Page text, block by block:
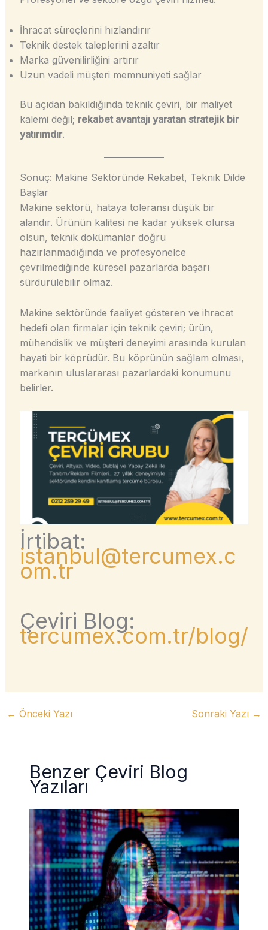
İhracat süreçlerini hızlandırır
Teknik destek taleplerini azaltır
Marka güvenilirliğini artırır
Uzun vadeli müşteri memnuniyeti sağlar
Bu açıdan bakıldığında teknik çeviri, bir maliyet
kalemi değil; rekabet avantajı yaratan stratejik bir
yatırımdır.
Sonuç: Makine Sektöründe Rekabet, Teknik Dilde
Başlar
Makine sektörü, hataya toleransı düşük bir
alandır. Ürünün kalitesi ne kadar yüksek olursa
olsun, teknik dokümanlar doğru
hazırlanmadığında ve profesyonelce
çevrilmediğinde küresel pazarlarda başarı
sürdürülebilir olmaz.
Makine sektöründe faaliyet gösteren ve ihracat
hedefi olan firmalar için teknik çeviri; ürün,
mühendislik ve müşteri deneyimi arasında kurulan
hayati bir köprüdür. Bu köprünün sağlam olması,
markanın uluslararası pazarlardaki konumunu
belirler.
İrtibat:
istanbul@tercumex.c
om.tr
Çeviri Blog:
tercumex.com.tr/blog/
← Önceki Yazı Sonraki Yazı →
Benzer Çeviri Blog
Yazıları